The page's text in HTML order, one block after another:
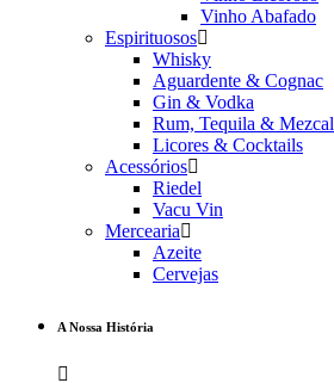
Vinho Abafado
Espirituosos
Whisky
Aguardente & Cognac
Gin & Vodka
Rum, Tequila & Mezcal
Licores & Cocktails
Acessórios
Riedel
Vacu Vin
Mercearia
Azeite
Cervejas
A Nossa História